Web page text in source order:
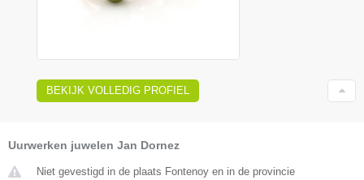
BEKIJK VOLLEDIG PROFIEL
Uurwerken juwelen Jan Dornez
Niet gevestigd in de plaats Fontenoy en in de provincie